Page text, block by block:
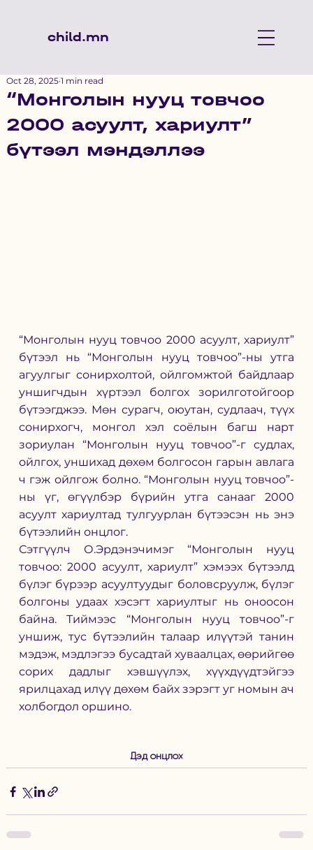
child.mn
“Монголын нууц товчоо
2000 асуулт, хариулт”
бүтээл мэндэллээ
Oct 28, 2025 1 min read
“Монголын нууц товчоо 2000 асуулт, хариулт”
бүтээл нь “Монголын нууц товчоо”-ны утга
агуулгыг сонирхолтой, ойлгомжтой байдлаар
уншигчдын хүртээл болгох зорилготойгоор
бүтээгджээ. Мөн сурагч, оюутан, судлаач, түүх
сонирхогч, монгол хэл соёлын багш нарт
зориулан “Монголын нууц товчоо”-г судлах,
ойлгох, уншихад дөхөм болгосон гарын авлага
ч гэж ойлгож болно. “Монголын нууц товчоо”-
ны үг, өгүүлбэр бүрийн утга санааг 2000
асуулт хариултад тулгуурлан бүтээсэн нь энэ
бүтээлийн онцлог.
Сэтгүүлч О.Эрдэнэчимэг “Монголын нууц
товчоо: 2000 асуулт, хариулт” хэмээх бүтээлд
бүлэг бүрээр асуултуудыг боловсруулж, бүлэг
болгоны удаах хэсэгт хариултыг нь оноосон
байна. Тиймээс “Монголын нууц товчоо”-г
уншиж, тус бүтээлийн талаар илүүтэй танин
мэдэж, мэдлэгээ бусадтай хуваалцах, өөрийгөө
сорих дадлыг хэвшүүлэх, хүүхдүүдтэйгээ
ярилцахад илүү дөхөм байх зэрэгт уг номын ач
холбогдол оршино.
Дэд онцлох